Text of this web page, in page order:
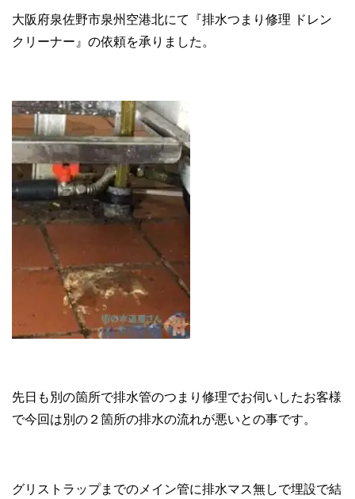
大阪府泉佐野市泉州空港北にて『排水つまり修理 ドレン
クリーナー』の依頼を承りました。
先日も別の箇所で排水管のつまり修理でお伺いしたお客様
で今回は別の２箇所の排水の流れが悪いとの事です。
グリストラップまでのメイン管に排水マス無しで埋設で結